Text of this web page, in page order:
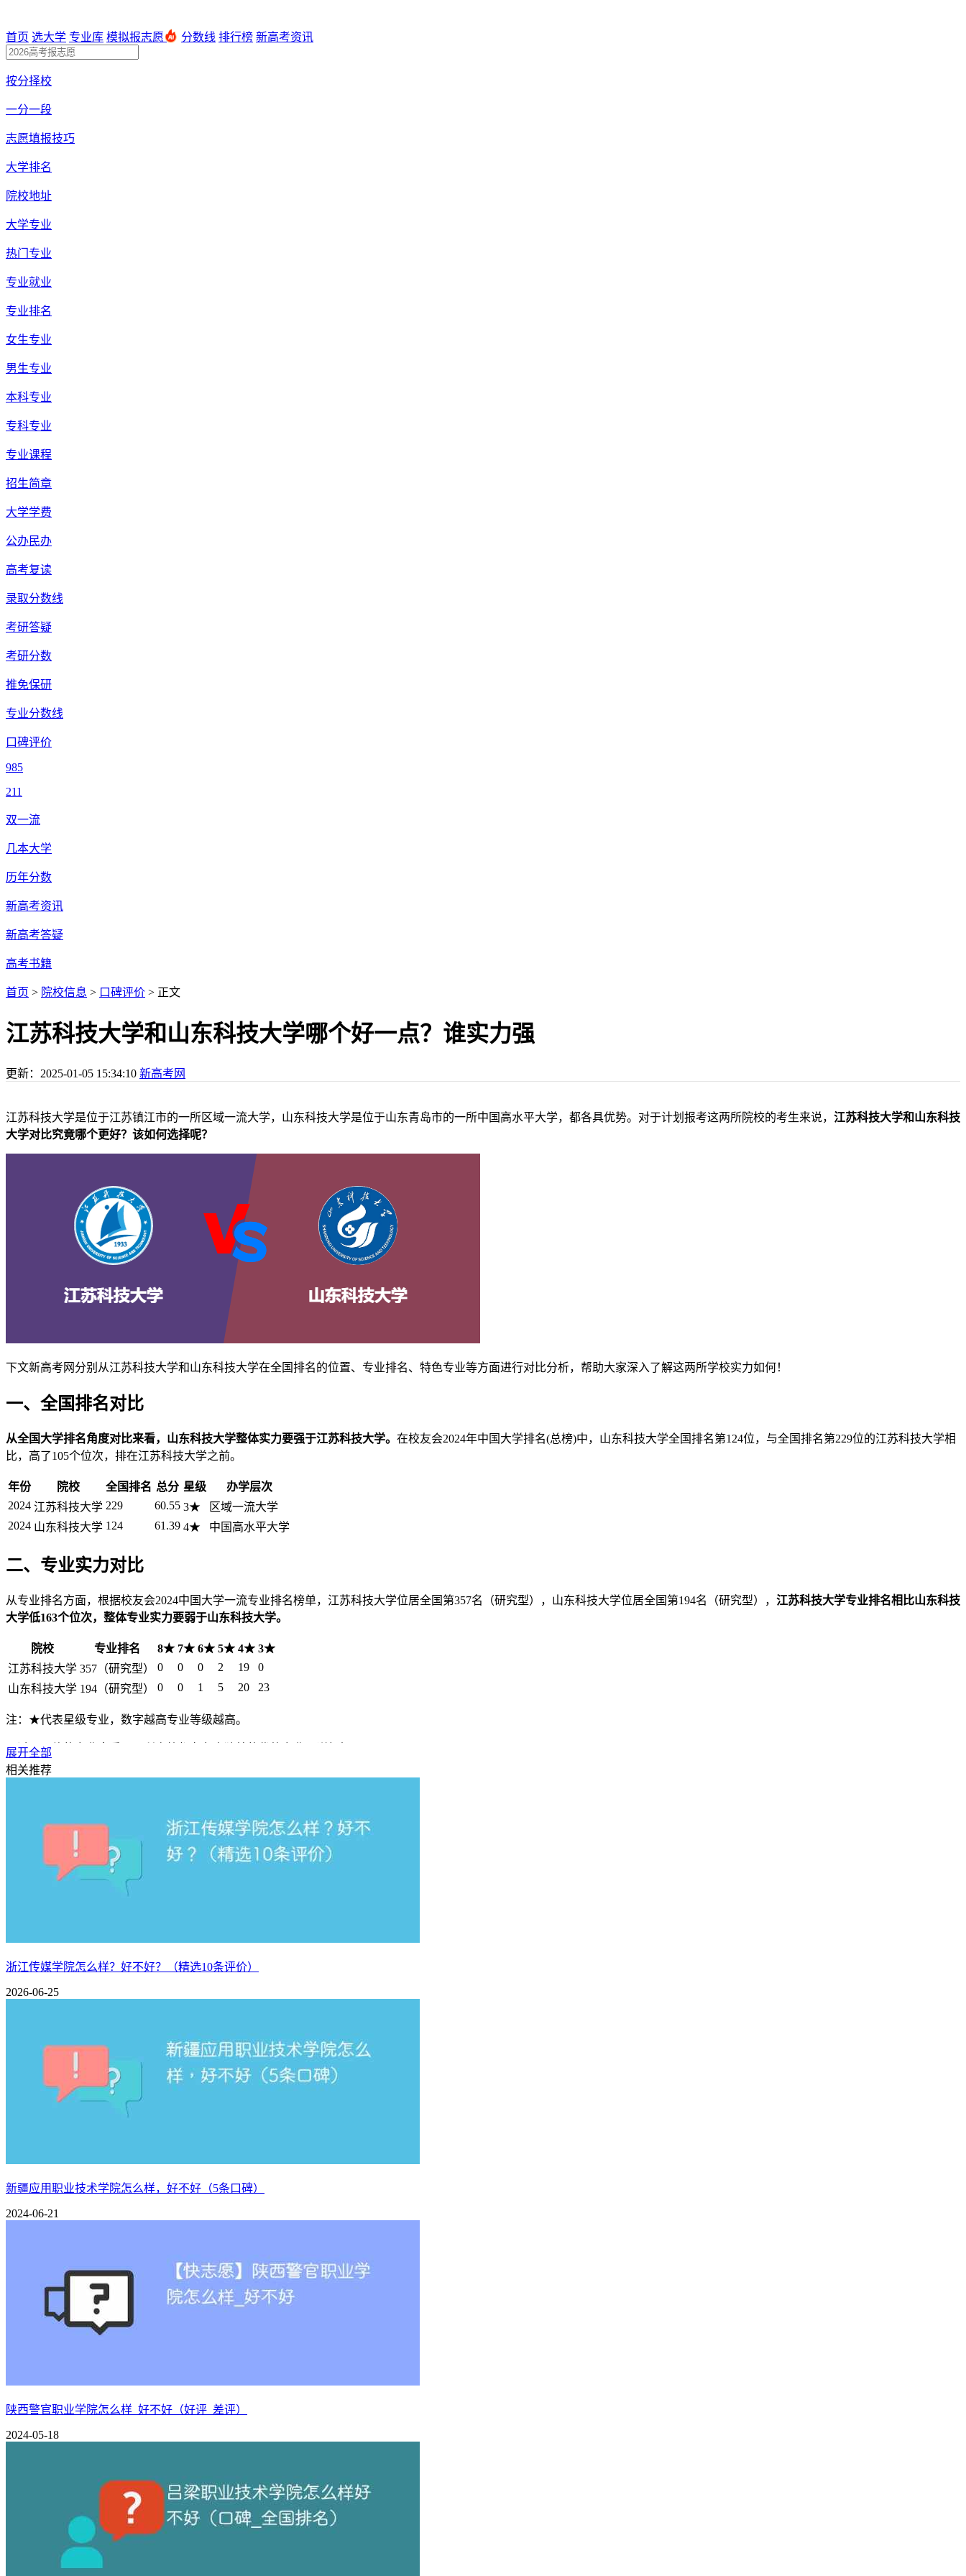
首页 选大学 专业库 模拟报志愿 分数线 排行榜 新高考资讯
按分择校
一分一段
志愿填报技巧
大学排名
院校地址
大学专业
热门专业
专业就业
专业排名
女生专业
男生专业
本科专业
专科专业
专业课程
招生简章
大学学费
公办民办
高考复读
录取分数线
考研答疑
考研分数
推免保研
专业分数线
口碑评价
985
211
双一流
几本大学
历年分数
新高考资讯
新高考答疑
高考书籍
首页 > 院校信息 > 口碑评价 > 正文
江苏科技大学和山东科技大学哪个好一点？谁实力强
更新： 2025-01-05 15:34:10 新高考网
江苏科技大学是位于江苏镇江市的一所区域一流大学，山东科技大学是位于山东青岛市的一所中国高水平大学，都各具优势。对于计划报考这两所院校的考生来说， 江苏科技大学和山东科技
大学对比究竟哪个更好？该如何选择呢？
下文新高考网分别从江苏科技大学和山东科技大学在全国排名的位置、专业排名、特色专业等方面进行对比分析，帮助大家深入了解这两所学校实力如何！
一、全国排名对比
从全国大学排名角度对比来看，山东科技大学整体实力要强于江苏科技大学。 在校友会2024年中国大学排名(总榜)中，山东科技大学全国排名第124位，与全国排名第229位的江苏科技大学相
比，高了105个位次，排在江苏科技大学之前。
年份 院校 全国排名 总分 星级
办学层次
2024 江苏科技大学 229 60.55 3★
区域一流大学
2024 山东科技大学 124 61.39 4★ 中国高水平大学
二、专业实力对比
从专业排名方面，根据校友会2024中国大学一流专业排名榜单，江苏科技大学位居全国第357名（研究型），山东科技大学位居全国第194名（研究型）， 江苏科技大学专业排名相比山东科技
大学低163个位次，整体专业实力要弱于山东科技大学。
院校 专业排名 8★ 7★ 6★ 5★ 4★ 3★
江苏科技大学 357（研究型） 0 0 0 2 19
0
山东科技大学 194（研究型） 0 0 1 5 20 23
注：★代表星级专业，数字越高专业等级越高。
不过从具体的专业来看，两所高校都有各自独特的优势专业，详细如下。
江苏科技大学王牌专业有：焊接技术与工程（A+）、船舶与海洋工程（A）等2个专业获得2024中国五星级专业（5★），跻身中国一流专业专业行列。轮机工程（B++）、港口航道与海岸工
山东科技大学王牌专业有：
采矿工程（A+）等1个专业获得2024中国六星级专业（6★），跻身世界高水平、中国顶尖专业专业行列。地理信息科学（A+）、矿物加工工程（A）、地质工程
（A）、测绘工程（A）、安全工程（A）等5个专业荣获2024中国五星级专业（5★），入选中国一流专业专业行列。
三、综合对比分析
江苏科技大学苏州理工学院怎么样_好不好（好评_差评）
展开全部
相关推荐
浙江传媒学院怎么样？好不好？（精选10条评价）
2026-06-25
新疆应用职业技术学院怎么样，好不好（5条口碑）
2024-06-21
陕西警官职业学院怎么样_好不好（好评_差评）
2024-05-18